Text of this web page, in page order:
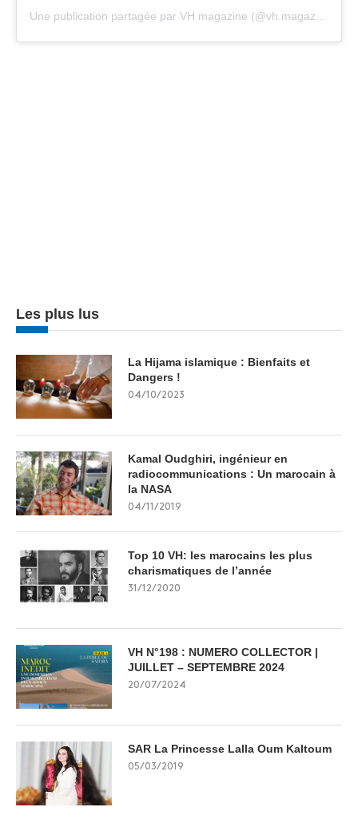
Les plus lus
La Hijama islamique : Bienfaits et
Dangers !
04/10/2023
Kamal Oudghiri, ingénieur en
radiocommunications : Un marocain à
la NASA
04/11/2019
Top 10 VH: les marocains les plus
charismatiques de l’année
31/12/2020
VH N°198 : NUMERO COLLECTOR |
JUILLET – SEPTEMBRE 2024
20/07/2024
SAR La Princesse Lalla Oum Kaltoum
05/03/2019